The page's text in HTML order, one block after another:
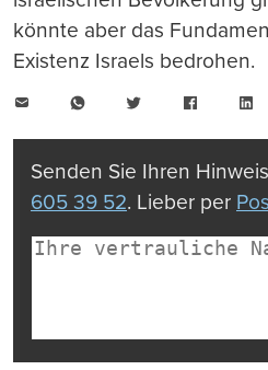
könnte aber das
Existenz Israels bedrohen.
WhatsAppTwitter Facebook
Senden Sie Ihren
605 39 52. Lieber per